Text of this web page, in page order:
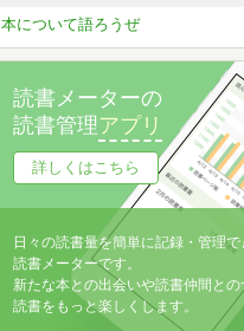
本について語ろうぜ
読書メーターの
読書管理アプリ
詳しくはこちら
日々の読書量を簡単に記録・管理
読書メーターです。
新たな本との出会いや読書仲間との
読書をもっと楽しくします。